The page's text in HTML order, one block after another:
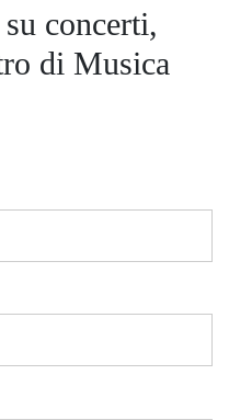
concerti,
di Musica